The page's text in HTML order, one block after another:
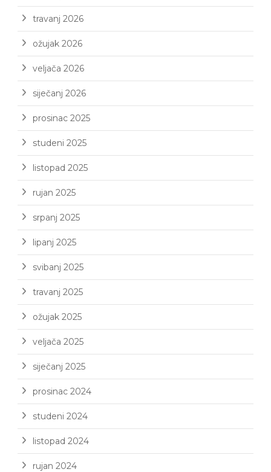
travanj 2026
ožujak 2026
veljača 2026
siječanj 2026
prosinac 2025
studeni 2025
listopad 2025
rujan 2025
srpanj 2025
lipanj 2025
svibanj 2025
travanj 2025
ožujak 2025
veljača 2025
siječanj 2025
prosinac 2024
studeni 2024
listopad 2024
rujan 2024